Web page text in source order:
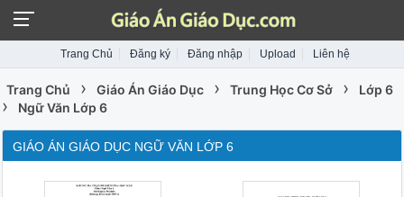
Trang Chủ Đăng ký Đăng nhập Upload Liên hệ
Trang Chủ › Giáo Án Giáo Dục › Trung Học Cơ Sở › Lớp 6
› Ngữ Văn Lớp 6
GIÁO ÁN GIÁO DỤC NGỮ VĂN LỚP 6